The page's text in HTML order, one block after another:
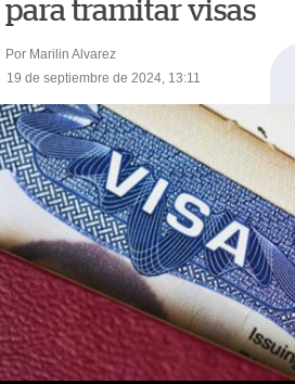
para tramitar visas
Por Marilin Alvarez
19 de septiembre de 2024, 13:11